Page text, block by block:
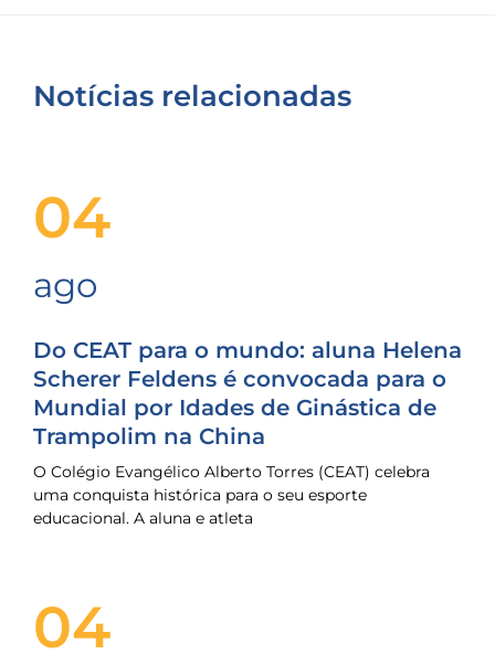
Notícias relacionadas
04
ago
Do CEAT para o mundo: aluna Helena
Scherer Feldens é convocada para o
Mundial por Idades de Ginástica de
Trampolim na China
O Colégio Evangélico Alberto Torres (CEAT) celebra
uma conquista histórica para o seu esporte
educacional. A aluna e atleta
04